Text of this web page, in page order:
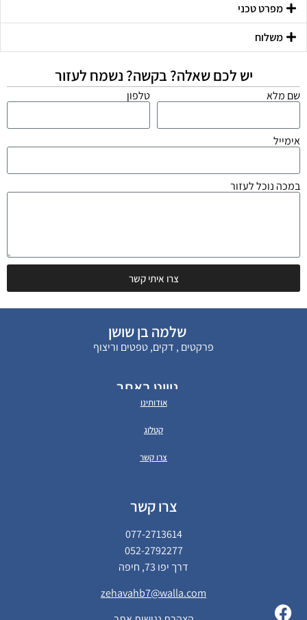
מפרט טכני
משלוח
יש לכם שאלה? בקשה? נשמח לעזור
שם מלא טלפון
אימייל
במכה נוכל לעזור
צרו איתי קשר
שלמה בן שושן
פרקטים , דקים, טפטים וריצוף
ניווט באתר
אודותינו
קטלוג
צרו קשר
צרו קשר
077-2713614
052-2792277
דרך יפו 73, חיפה
zehavahb7@walla.com